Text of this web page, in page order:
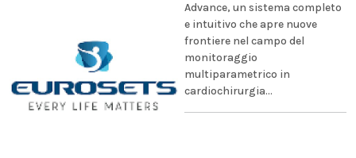
Advance, un sistema completo
e intuitivo che apre nuove
frontiere nel campo del
monitoraggio
multiparametrico in
cardiochirurgia...